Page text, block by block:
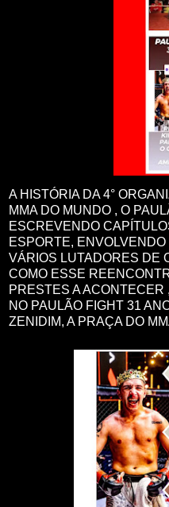
A HISTÓRIA DA 4°
MMA DO MUNDO , O
ESCREVENDO
ESPORTE,
VÁRIOS LUTADORES DE
COMO ESSE
PRESTES A ACONTECER
NO PAULÃO FIGHT 31
ZENIDIM, A PRAÇA DO